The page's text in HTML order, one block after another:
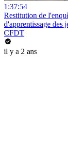
1:37:54
Restitution de
d'apprentissage des
CFDT
il y a 2 ans